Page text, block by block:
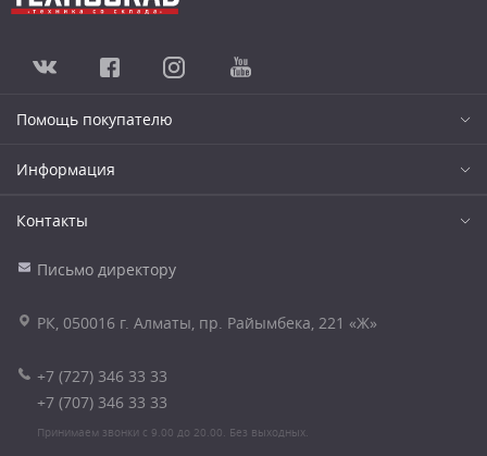
Помощь покупателю
Информация
Контакты
Письмо директору
РК, 050016 г. Алматы, пр. Райымбека, 221 «Ж»
+7 (727) 346 33 33
+7 (707) 346 33 33
Принимаем звонки с 9.00 до 20.00. Без выходных.